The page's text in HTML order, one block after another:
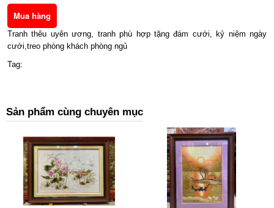
Tranh thêu uyên ương, tranh phù hợp tặng đám cưới, kỷ niệm ngày
cưới,treo phòng khách phòng ngủ
Tag:
Sản phẩm cùng chuyên mục